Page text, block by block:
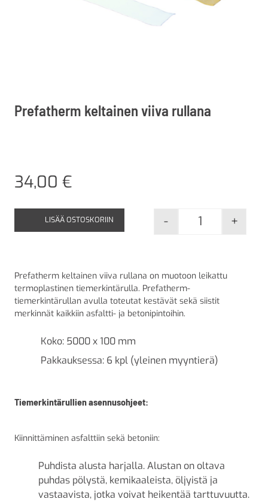
Prefatherm keltainen viiva rullana
34,00 €
Prefatherm
- +
LISÄÄ OSTOSKORIIN
Prefatherm keltainen viiva rullana on muotoon leikattu
termoplastinen tiemerkintärulla. Prefatherm-
tiemerkintärullan avulla toteutat kestävät sekä siistit
merkinnät kaikkiin asfaltti- ja betonipintoihin.
Koko: 5000 x 100 mm
Pakkauksessa: 6 kpl (yleinen myyntierä)
Tiemerkintärullien asennusohjeet:
Kiinnittäminen asfalttiin sekä betoniin:
Puhdista alusta harjalla. Alustan on oltava
puhdas pölystä, kemikaaleista, öljyistä ja
vastaavista, jotka voivat heikentää tarttuvuutta.